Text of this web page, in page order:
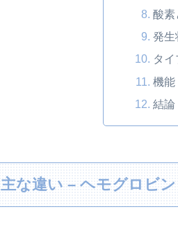
酸素
発生
タイ
機能
結論
主な違い – ヘモグロビ